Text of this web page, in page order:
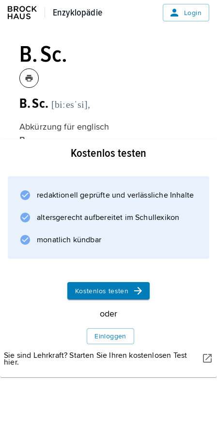
Enzyklopädie
Enzyklopädie Login
B. Sc.
B. Sc. [biːesˈsi],
Abkürzung für englisch
B
Bachelor
Kostenlos testen
redaktionell geprüfte und verlässliche Inhalte
altersgerecht aufbereitet im Schullexikon
monatlich kündbar
Kostenlos testen
oder
Einloggen
Sie sind Lehrkraft? Starten Sie Ihren kostenlosen Test
hier.